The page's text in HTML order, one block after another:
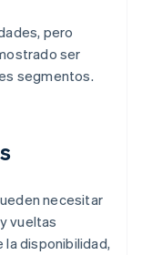
pero
ser
segmentos.
necesitar
vueltas
la disponibilidad,